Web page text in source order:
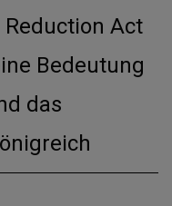
Act
Bedeutung
das